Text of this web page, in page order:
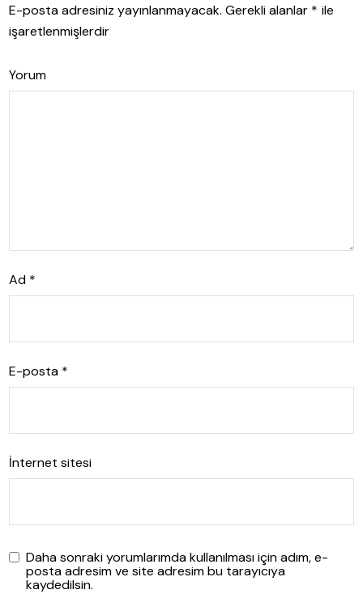
E-posta adresiniz yayınlanmayacak. Gerekli alanlar * ile
işaretlenmişlerdir
Yorum
Ad *
E-posta *
İnternet sitesi
Daha sonraki yorumlarımda kullanılması için adım, e-
posta adresim ve site adresim bu tarayıcıya
kaydedilsin.